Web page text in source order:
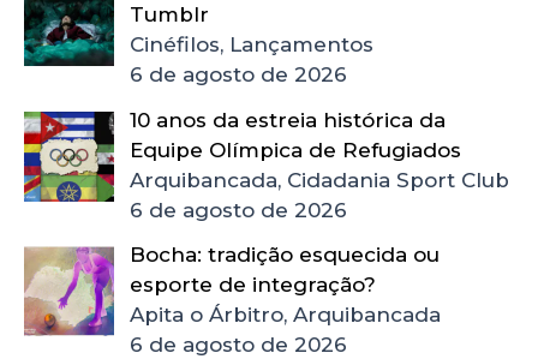
Tumblr
Cinéfilos, Lançamentos
6 de agosto de 2026
10 anos da estreia histórica da
Equipe Olímpica de Refugiados
Arquibancada, Cidadania Sport Club
6 de agosto de 2026
Bocha: tradição esquecida ou
esporte de integração?
Apita o Árbitro, Arquibancada
6 de agosto de 2026